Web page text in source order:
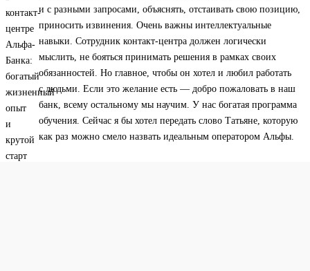
и с разными запросами, объяснять, отстаивать свою позицию,
приносить извинения. Очень важны интеллектуальные
навыки. Сотрудник контакт-центра должен логически
мыслить, не бояться принимать решения в рамках своих
обязанностей. Но главное, чтобы он хотел и любил работать
с людьми. Если это желание есть — добро пожаловать в наш
банк, всему остальному мы научим. У нас богатая программа
обучения. Сейчас я бы хотел передать слово Татьяне, которую
как раз можно смело назвать идеальным оператором Альфы.